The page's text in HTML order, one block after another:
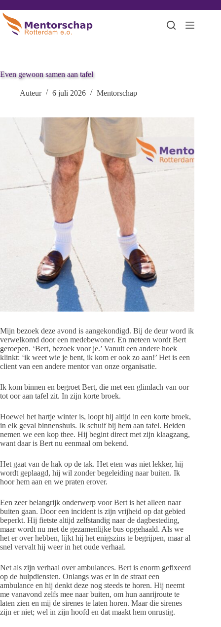
Even gewoon samen aan tafel
Auteur 6 juli 2026 Mentorschap
Mijn bezoek deze avond is aangekondigd. Bij de deur word ik
verwelkomd door een medebewoner. En meteen wordt Bert
geroepen. ‘Bert, bezoek voor je.’ Vanuit een andere hoek
klinkt: ‘ik weet wie je bent, ik kom er ook zo aan!’ Het is een
client van een andere mentor van onze organisatie.
Ik kom binnen en begroet Bert, die met een glimlach van oor
tot oor aan tafel zit. In zijn korte broek.
Hoewel het hartje winter is, loopt hij altijd in een korte broek,
in elk geval binnenshuis. Ik schuif bij hem aan tafel. Beiden
nemen we een kop thee. Hij begint direct met zijn klaagzang,
want daar is Bert nu eenmaal om bekend.
Het gaat van de hak op de tak. Het eten was niet lekker, hij
wordt geplaagd, hij wil zonder begeleiding naar buiten. Ik
hoor hem aan en we praten erover.
Een zeer belangrijk onderwerp voor Bert is het alleen naar
buiten gaan. Door een incident is zijn vrijheid op dat gebied
beperkt. Hij fietste altijd zelfstandig naar de dagbesteding,
maar wordt nu met de gezamenlijke bus opgehaald. Als we
het er over hebben, lijkt hij het enigszins te begrijpen, maar al
snel vervalt hij weer in het oude verhaal.
Net als zijn verhaal over ambulances. Bert is enorm gefixeerd
op de hulpdiensten. Onlangs was er in de straat een
ambulance en hij denkt deze nog steeds te horen. Hij neemt
me vanavond zelfs mee naar buiten, om hun aanrijroute te
laten zien en mij de sirenes te laten horen. Maar die sirenes
zijn er niet; wel in zijn hoofd en dat maakt hem onrustig.